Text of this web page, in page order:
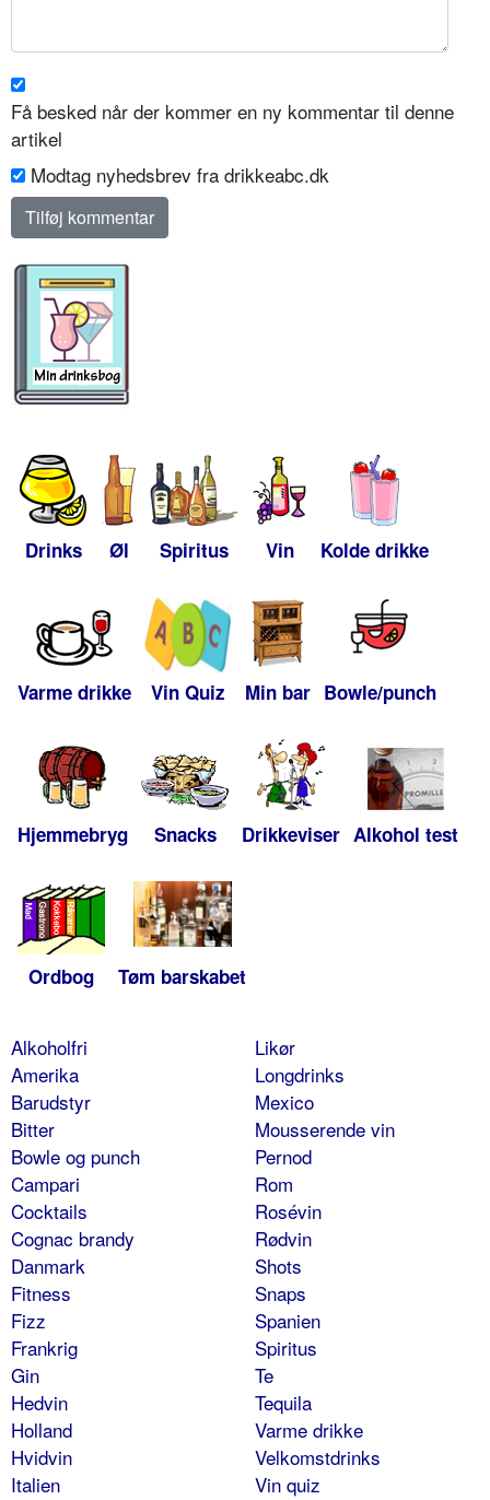
Få besked når der kommer en ny kommentar til denne
artikel
Modtag nyhedsbrev fra drikkeabc.dk
Drinks Øl Spiritus Vin Kolde drikke
Varme drikke Vin Quiz Min bar Bowle/punch
Hjemmebryg Snacks Drikkeviser Alkohol test
Ordbog Tøm barskabet
Alkoholfri
Amerika
Barudstyr
Bitter
Bowle og punch
Campari
Cocktails
Cognac brandy
Danmark
Fitness
Fizz
Frankrig
Gin
Hedvin
Holland
Hvidvin
Italien
Likør
Longdrinks
Mexico
Mousserende vin
Pernod
Rom
Rosévin
Rødvin
Shots
Snaps
Spanien
Spiritus
Te
Tequila
Varme drikke
Velkomstdrinks
Vin quiz